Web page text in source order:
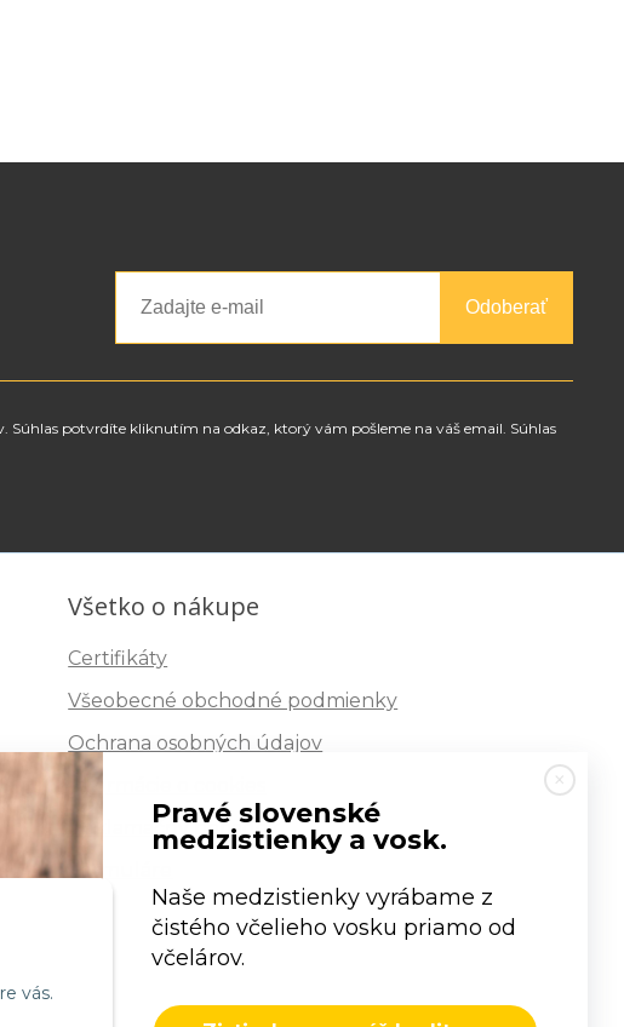
vás.
Odoberať
Súhlas potvrdíte kliknutím na odkaz, ktorý vám pošleme na váš email. Súhlas
Všetko o nákupe
Certifikáty
Všeobecné obchodné podmienky
Ochrana osobných údajov
Informácie o cookies
Reklamačný poriadok
Formuláre
Pravé slovenské
medzistienky a vosk.
Naše medzistienky vyrábame z
čistého včelieho vosku priamo od
včelárov.